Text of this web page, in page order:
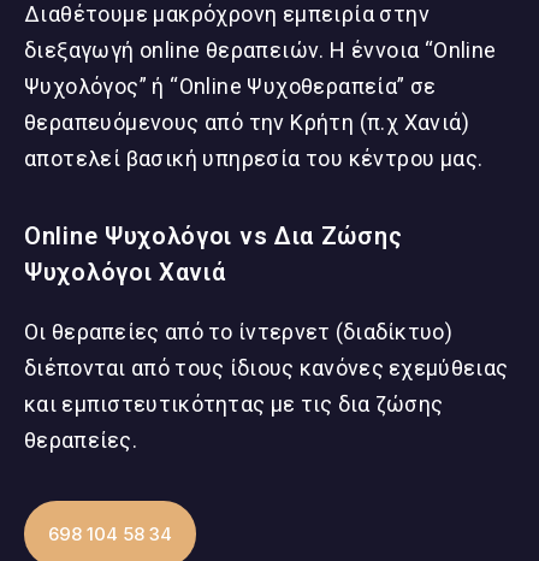
Διαθέτουμε μακρόχρονη εμπειρία στην
διεξαγωγή online θεραπειών. Η έννοια “Online
Ψυχολόγος” ή “Online Ψυχοθεραπεία” σε
θεραπευόμενους από την Κρήτη (π.χ Χανιά)
αποτελεί βασική υπηρεσία του κέντρου μας.
Online Ψυχολόγοι vs Δια Ζώσης
Ψυχολόγοι Χανιά
Οι θεραπείες από το ίντερνετ (διαδίκτυο)
διέπονται από τους ίδιους κανόνες εχεμύθειας
και εμπιστευτικότητας με τις δια ζώσης
θεραπείες.
698 104 58 34